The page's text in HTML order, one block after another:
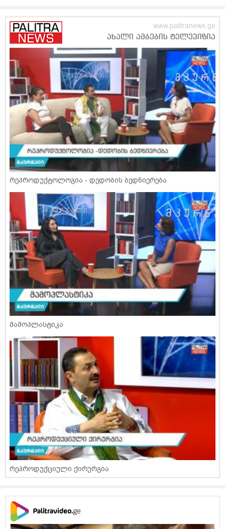
რეპროდუქტოლოგია - დედობის ბედნიერება
მამოპლასტიკა
რეპროდუქციული ქირურგია